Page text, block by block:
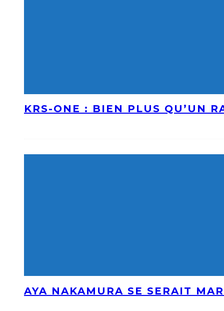
KRS-ONE : BIEN PLUS QU’UN
AYA NAKAMURA SE SERAIT